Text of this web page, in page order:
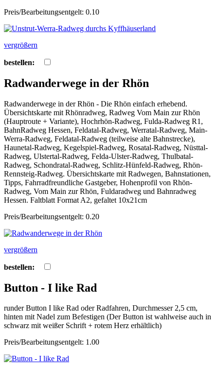
Preis/Bearbeitungsentgelt: 0.10
vergrößern
bestellen:
Radwanderwege in der Rhön
Radwanderwege in der Rhön - Die Rhön einfach erhebend.
Übersichtskarte mit Rhönradweg, Radweg Vom Main zur Rhön
(Hauptroute + Variante), Hochrhön-Radweg, Fulda-Radweg R1,
BahnRadweg Hessen, Feldatal-Radweg, Werratal-Radweg, Main-
Werra-Radweg, Feldatal-Radweg (teilweise alte Bahnstrecke),
Haunetal-Radweg, Kegelspiel-Radweg, Rosatal-Radweg, Nüsttal-
Radweg, Ulstertal-Radweg, Felda-Ulster-Radweg, Thulbatal-
Radweg, Schondratal-Radweg, Schlitz-Hünfeld-Radweg, Rhön-
Rennsteig-Radweg. Übersichtskarte mit Radwegen, Bahnstationen,
Tipps, Fahrradfreundliche Gastgeber, Hohenprofil von Rhön-
Radweg, Vom Main zur Rhön, Fuldaradweg und Bahnradweg
Hessen. Faltblatt Format A2, gefaltet 10x21cm
Preis/Bearbeitungsentgelt: 0.20
vergrößern
bestellen:
Button - I like Rad
runder Button I like Rad oder Radfahren, Durchmesser 2,5 cm,
hinten mit Nadel zum Befestigen (Der Button ist wahlweise auch in
schwarz mit weißer Schrift + rotem Herz erhältlich)
Preis/Bearbeitungsentgelt: 1.00